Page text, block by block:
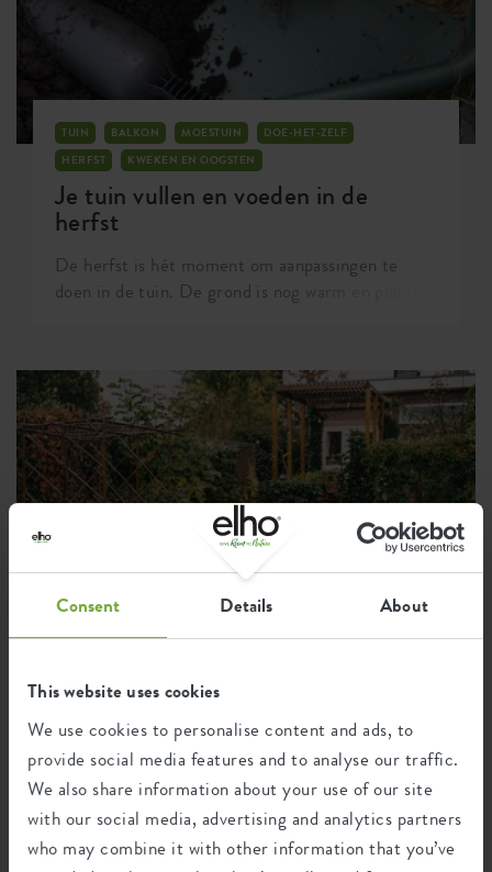
Consent Details About
This website uses cookies
We use cookies to personalise content and ads, to
provide social media features and to analyse our traffic.
We also share information about your use of our site
with our social media, advertising and analytics partners
who may combine it with other information that you’ve
TUIN BALKON MOESTUIN
DOE-HET-ZELF
HERFST
KWEKEN EN OOGSTEN
Je tuin vullen en voeden in de
herfst
De herfst is hét moment om aanpassingen te
doen in de tuin. De grond is nog warm en planten
verwarmen voor de winter, zo is een laagje blad in
jouw borders ook onmisbaar. In deze blog geven
we je praktische tuintips voor de herfst. Ga aan
de slag met het splitten en verpotten van je
planten, zaai zaden in een kweekpot met
kweekhuis of plant nieuwe bloembollen in potten
DOE-HET-ZELF KWEKEN EN OOGSTEN ZOMER
TUIN
BALKON
MOESTUIN
Ook in de nazomer kan je starten
met je eigen moestuin